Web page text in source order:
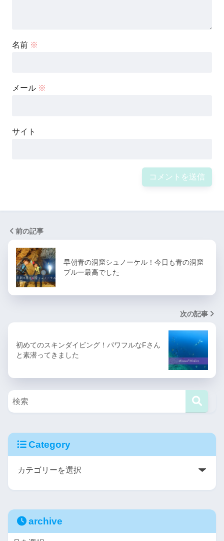
名前 ※
メール ※
サイト
前の記事
早朝青の洞窟シュノーケル！今日も青の洞窟
ブルー最高でした
次の記事
初めてのスキンダイビング！パワフルなFさん
と素潜ってきました
Category
archive